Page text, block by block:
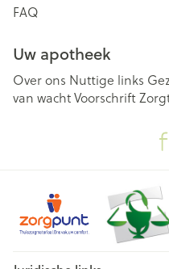
FAQ
Uw apotheek
Over ons Nuttige links
van wachtVoorschrift